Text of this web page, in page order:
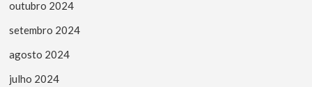
outubro 2024
setembro 2024
agosto 2024
julho 2024